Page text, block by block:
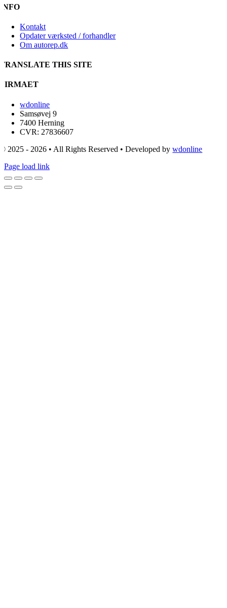
INFO
Kontakt
Opdater værksted / forhandler
Om autorep.dk
TRANSLATE THIS SITE
FIRMAET
wdonline
Samsøvej 9
7400 Herning
CVR: 27836607
© 2025 - 2026 • All Rights Reserved • Developed bywdonline
Page load link